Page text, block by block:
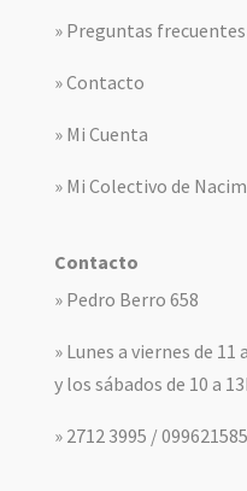
» Preguntas frecuentes
» Contacto
» Mi Cuenta
» Mi Colectivo de
Contacto
» Pedro Berro 658
» Lunes a viernes de 11
y los sábados de 10 a
» 2712 3995 / 099621585